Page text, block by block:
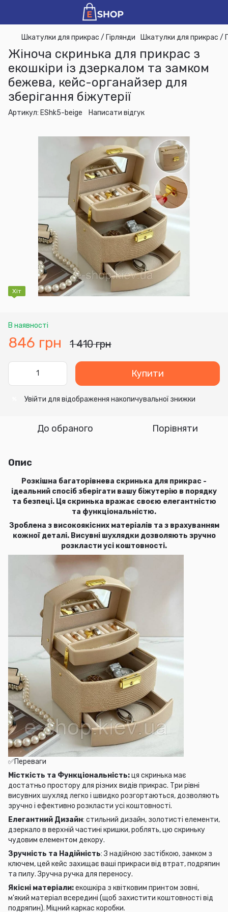
Шкатулки для прикрас / Гірлянди Шкатулки для прикрас /
Жіноча скринька для прикрас з
екошкіри із дзеркалом та замком
бежева, кейс-органайзер для
зберігання біжутерії
Артикул: EShk5-beige Написати відгук
Хіт
В наявності
846 грн 1 410 грн
Купити
Увійти для відображення накопичувальної знижки
До обраного Порівняти
Опис
Розкішна багаторівнева скринька для прикрас -
ідеальний спосіб зберігати вашу біжутерію в порядку
та безпеці. Ця скринька вражає своєю елегантністю
та функціональністю.
Зроблена з високоякісних матеріалів та з врахуванням
кожної деталі. Висувні шухлядки дозволяють зручно
розкласти усі коштовності.
✅Переваги
Місткість та Функціональність:ця скринька має
достатньо простору для різних видів прикрас. Три рівні
висувних шухляд легко і швидко розгортаються, дозволяють
зручно і ефективно розкласти усі коштовності.
Елегантний Дизайн: стильний дизайн, золотисті елементи,
дзеркало в верхній частині кришки, роблять, цю скриньку
чудовим елементом декору.
Зручність та Надійність: З надійною застібкою, замком з
ключем, цей кейс захищає ваші прикраси від втрат, подряпин
та пилу. Зручна ручка для переносу.
Якісні матеріали:екошкіра з квітковим принтом зовні,
м'який матеріал всередині (щоб захистити коштовності від
подряпин). Міцний каркас коробки.